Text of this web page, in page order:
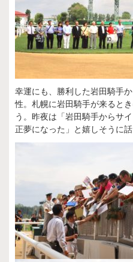
幸運にも、勝利した岩田騎手
性。札幌に岩田騎手が来ると
う。昨夜は「岩田騎手からサ
正夢になった」と嬉しそうに話